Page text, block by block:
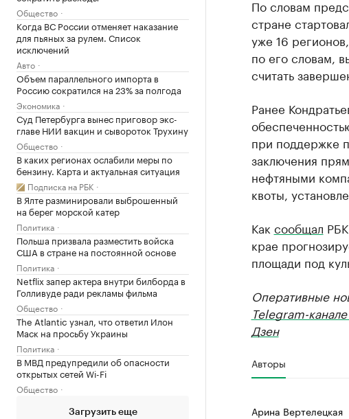
Общество
Когда ВС России отменяет наказание
для пьяных за рулем. Список
исключений
Авто
Объем параллельного импорта в
Россию сократился на 23% за полгода
Экономика
Суд Петербурга вынес приговор экс-
главе НИИ вакцин и сывороток Трухину
Общество
В каких регионах ослабили меры по
бензину. Карта и актуальная ситуация
Подписка на РБК
В Ялте разминировали выброшенный
на берег морской катер
Политика
Польша призвала разместить войска
США в стране на постоянной основе
Политика
Netflix запер актера внутри билборда в
Голливуде ради рекламы фильма
Общество
The Atlantic узнал, что ответил Илон
Маск на просьбу Украины
Политика
В МВД предупредили об опасности
открытых сетей Wi-Fi
Общество
Загрузить еще
По словам
стране
уже 16
по его словам,
считать
Ранее
при поддержке
заключения
нефтяными
квоты,
Как сообщал
крае
площади под
Оперативные
Telegram-
Дзен
Авторы
Арина Вертелецкая